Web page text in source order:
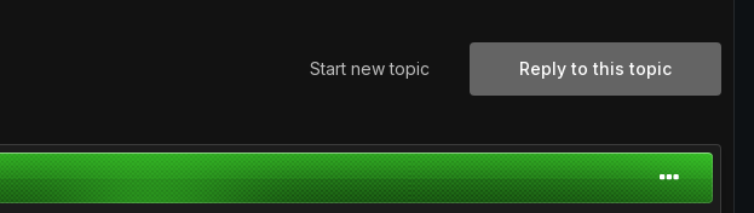
Reply to this topic
Start new topic